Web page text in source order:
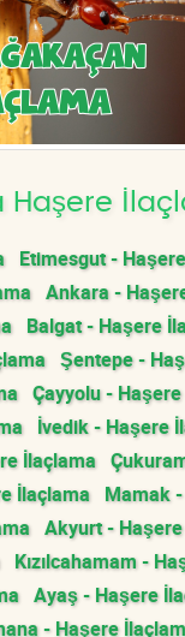
Haşere
Etimesgut -
Ankara -
Balgat - Haşere
Şentepe -
Çayyolu -
İvedik - Haşere
İlaçlama
İlaçlama Mamak
Akyurt -
Kızılcahamam -
Ayaş - Haşere
- Haşere